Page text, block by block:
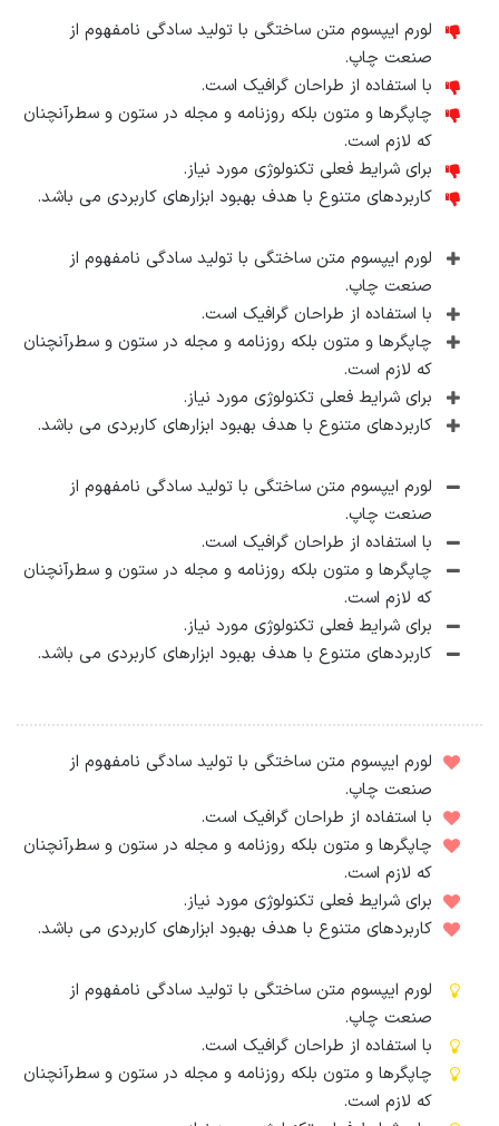
لورم ایپسوم متن ساختگی با تولید سادگی نامفهوم از
صنعت چاپ.
با استفاده از طراحان گرافیک است.
چاپگرها و متون بلکه روزنامه و مجله در ستون و سطرآنچنان
که لازم است.
برای شرایط فعلی تکنولوژی مورد نیاز.
کاربردهای متنوع با هدف بهبود ابزارهای کاربردی می باشد.
لورم ایپسوم متن ساختگی با تولید سادگی نامفهوم از
صنعت چاپ.
با استفاده از طراحان گرافیک است.
چاپگرها و متون بلکه روزنامه و مجله در ستون و سطرآنچنان
که لازم است.
برای شرایط فعلی تکنولوژی مورد نیاز.
کاربردهای متنوع با هدف بهبود ابزارهای کاربردی می باشد.
لورم ایپسوم متن ساختگی با تولید سادگی نامفهوم از
صنعت چاپ.
با استفاده از طراحان گرافیک است.
چاپگرها و متون بلکه روزنامه و مجله در ستون و سطرآنچنان
که لازم است.
برای شرایط فعلی تکنولوژی مورد نیاز.
کاربردهای متنوع با هدف بهبود ابزارهای کاربردی می باشد.
لورم ایپسوم متن ساختگی با تولید سادگی نامفهوم از
صنعت چاپ.
با استفاده از طراحان گرافیک است.
چاپگرها و متون بلکه روزنامه و مجله در ستون و سطرآنچنان
که لازم است.
برای شرایط فعلی تکنولوژی مورد نیاز.
کاربردهای متنوع با هدف بهبود ابزارهای کاربردی می باشد.
لورم ایپسوم متن ساختگی با تولید سادگی نامفهوم از
صنعت چاپ.
با استفاده از طراحان گرافیک است.
چاپگرها و متون بلکه روزنامه و مجله در ستون و سطرآنچنان
که لازم است.